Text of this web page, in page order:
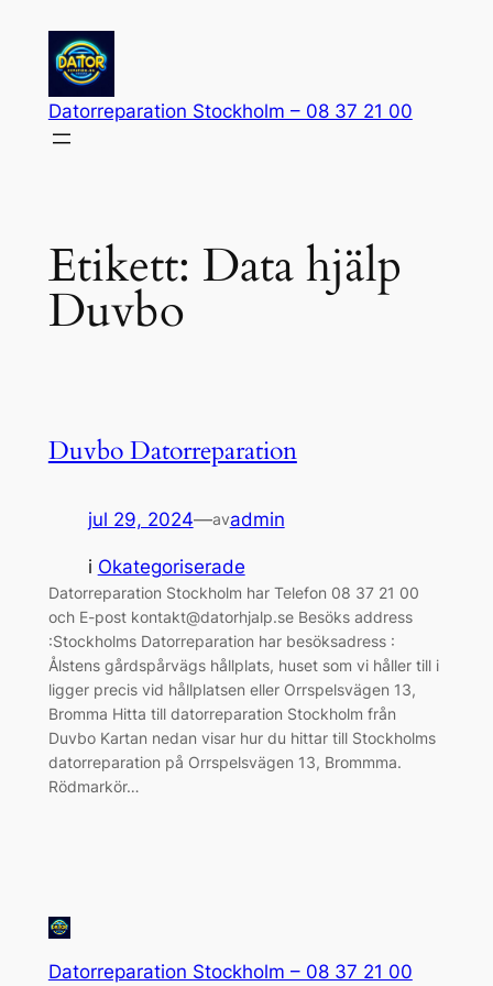
innehåll
Datorreparation Stockholm – 08 37 21 00
Etikett: Data hjälp
Duvbo
Duvbo Datorreparation
jul 29, 2024—avadmin
i Okategoriserade
Datorreparation Stockholm har Telefon 08 37 21 00
och E-post kontakt@datorhjalp.se Besöks address
:Stockholms Datorreparation har besöksadress :
Ålstens gårdspårvägs hållplats, huset som vi håller till i
ligger precis vid hållplatsen eller Orrspelsvägen 13,
Bromma Hitta till datorreparation Stockholm från
Duvbo Kartan nedan visar hur du hittar till Stockholms
datorreparation på Orrspelsvägen 13, Brommma.
Rödmarkör…
Datorreparation Stockholm – 08 37 21 00